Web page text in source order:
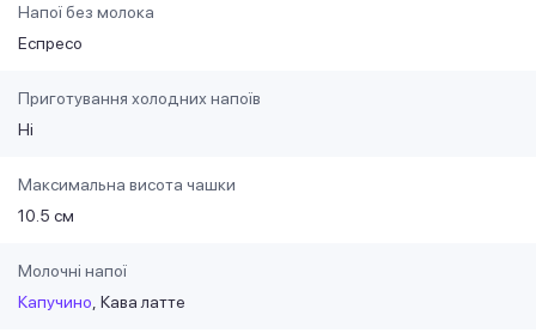
Напої без молока
Еспресо
Приготування холодних напоїв
Ні
Максимальна висота чашки
10.5 см
Молочні напої
Капучино Кава латте